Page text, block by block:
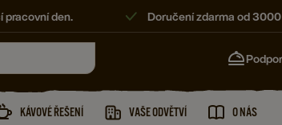
pracovní den. Doručení zdarma od
KÁVOVÉ ŘEŠENÍ VAŠE ODVĚTVÍ O NÁS